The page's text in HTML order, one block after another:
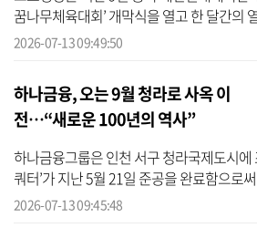
꿈나무체육대회’ 개막식을 열고 한 달간의
밝혔다. 교보생명에 따르면 1985년 시작돼
2026-07-13 09:49:50
하나금융, 오는 9월 청라로 사옥 이
전…“새로운 100년의 역사”
하나금융그룹은 인천 서구 청라국제도시에
쿼터’가 지난 5월 21일 준공을 완료함으로
개막을 앞두고 있다고 13일 밝혔다. 하나금
2026-07-13 09:45:48